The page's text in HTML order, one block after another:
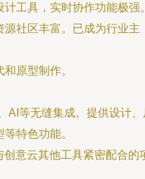
计工具，实时协作功能极强
社区丰富。已成为行业主
原型制作。
AI等无缝集成。提供设计
特色功能。
创意云其他工具紧密配合的